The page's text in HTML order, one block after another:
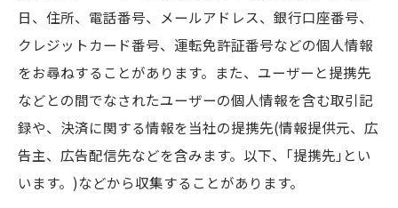
日、住所、電話番号、メールアドレス、銀行口座番号、
クレジットカード番号、運転免許証番号などの個人情報
をお尋ねすることがあります。また、ユーザーと提携先
などとの間でなされたユーザーの個人情報を含む取引記
録や、決済に関する情報を当社の提携先(情報提供元、広
告主、広告配信先などを含みます。以下、｢提携先｣とい
います。)などから収集することがあります。